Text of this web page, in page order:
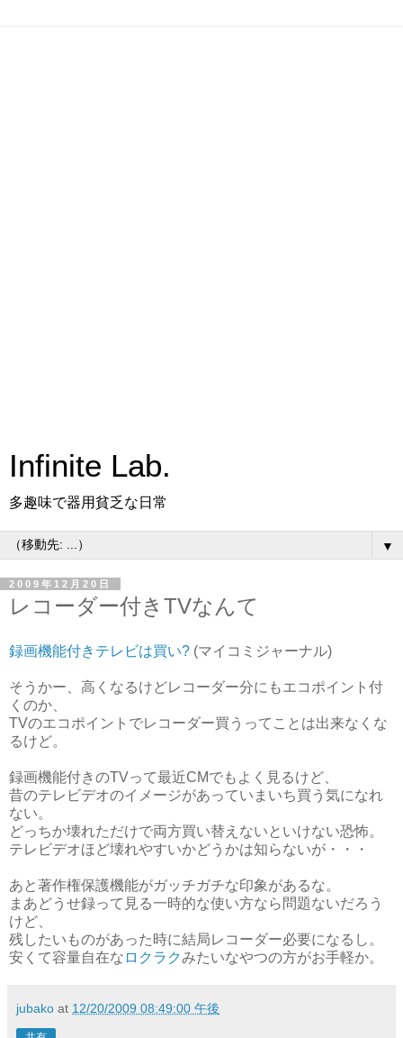
Infinite Lab.
多趣味で器用貧乏な日常
▼
2009年12月20日
レコーダー付きTVなんて
録画機能付きテレビは買い? (マイコミジャーナル)
そうかー、高くなるけどレコーダー分にもエコポイント付
くのか、
TVのエコポイントでレコーダー買うってことは出来なくな
るけど。
録画機能付きのTVって最近CMでもよく見るけど、
昔のテレビデオのイメージがあっていまいち買う気になれ
ない。
どっちか壊れただけで両方買い替えないといけない恐怖。
テレビデオほど壊れやすいかどうかは知らないが・・・
あと著作権保護機能がガッチガチな印象があるな。
まあどうせ録って見る一時的な使い方なら問題ないだろう
けど、
残したいものがあった時に結局レコーダー必要になるし。
安くて容量自在な ロクラクみたいなやつの方がお手軽か。
jubako at 12/20/2009 08:49:00 午後